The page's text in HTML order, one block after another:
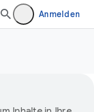
Anmelden